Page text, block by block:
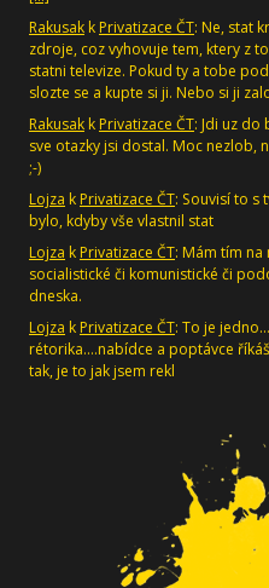
Rakusak k Privatizace ČT: Ne, stat
zdroje, coz vyhovuje tem, ktery z
statni televize. Pokud ty a tobe
slozte se a kupte si ji. Nebo si ji
Rakusak k Privatizace ČT: Jdi uz do
sve otazky jsi dostal. Moc nezlob,
;-)
Lojza k Privatizace ČT: Souvisí to s
bylo, kdyby vše vlastnil stat
Lojza k Privatizace ČT: Mám tím na
socialistické či komunistické či
dneska.
Lojza k Privatizace ČT: To je
rétorika....nabídce a poptávce
tak, je to jak jsem rekl